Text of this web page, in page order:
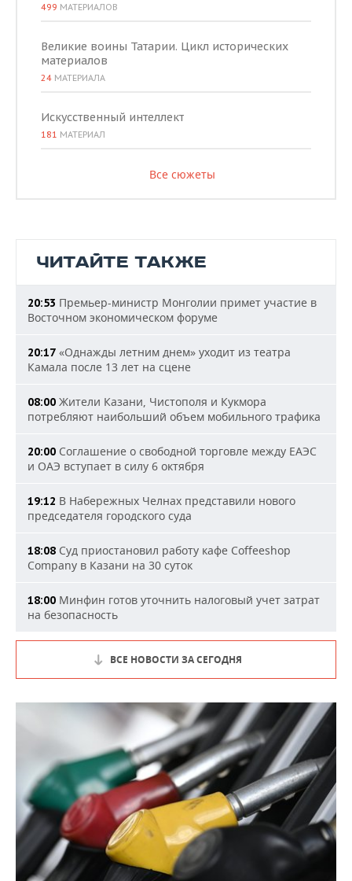
499 МАТЕРИАЛОВ
Великие воины Татарии. Цикл исторических
материалов
24 МАТЕРИАЛА
Искусственный интеллект
181 МАТЕРИАЛ
Все сюжеты
ЧИТАЙТЕ ТАКЖЕ
20:53 Премьер-министр Монголии примет участие в
Восточном экономическом форуме
20:17 «Однажды летним днем» уходит из театра
Камала после 13 лет на сцене
08:00 Жители Казани, Чистополя и Кукмора
потребляют наибольший объем мобильного трафика
20:00 Соглашение о свободной торговле между ЕАЭС
и ОАЭ вступает в силу 6 октября
19:12 В Набережных Челнах представили нового
председателя городского суда
18:08 Суд приостановил работу кафе Coffeeshop
Company в Казани на 30 суток
18:00 Минфин готов уточнить налоговый учет затрат
на безопасность
ВСЕ НОВОСТИ ЗА СЕГОДНЯ